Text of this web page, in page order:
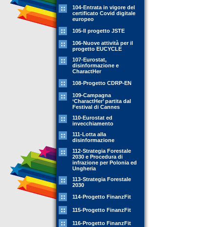
104-Entrata in vigore del
certificato Covid digitale
europeo
105-Il progetto JSTE
106-Nuove attività per il
progetto EUCYCLE
107-Eurostat,
disinformazione e
CharactHer
108-Progetto CDRP-EN
109-Campagna
‘CharactHer’ partita dal
Festival di Cannes
110-Eurostat ed
invecchiamento
111-Lotta alla
disinformazione
112-Strategia Forestale
2030 e Procedura di
infrazione per Polonia ed
Ungheria
113-Strategia Forestale
2030
114-Progetto FinanzFit
115-Progetto FinanzFit
116-Progetto FinanzFit